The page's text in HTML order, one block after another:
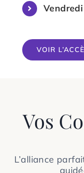
VOIR
Vos
L’alliance